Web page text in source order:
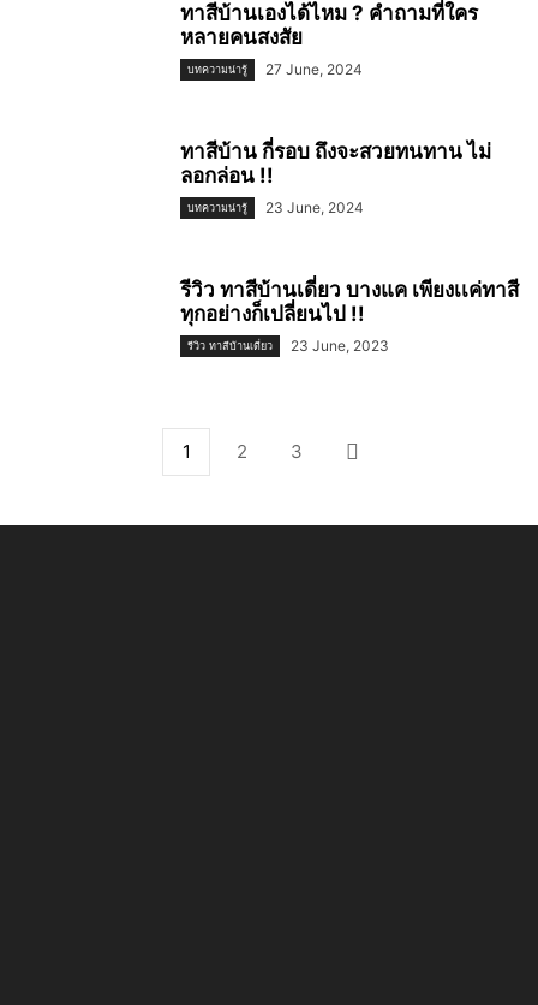
ทาสีบ้านเองได้ไหม ? คำถามที่ใคร
หลายคนสงสัย
บทความน่ารู้ 27 June, 2024
ทาสีบ้าน กี่รอบ ถึงจะสวยทนทาน ไม่
ลอกล่อน !!
บทความน่ารู้ 23 June, 2024
รีวิว ทาสีบ้านเดี่ยว บางแค เพียงเเค่ทาสี
ทุกอย่างก็เปลี่ยนไป !!
รีวิว ทาสีบ้านเดี่ยว 23 June, 2023
1 2 3